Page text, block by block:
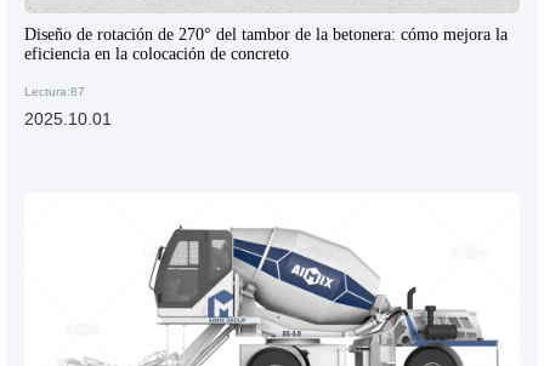
Diseño de rotación de 270° del tambor de la betonera: cómo mejora la
eficiencia en la colocación de concreto
Lectura:87
2025.10.01